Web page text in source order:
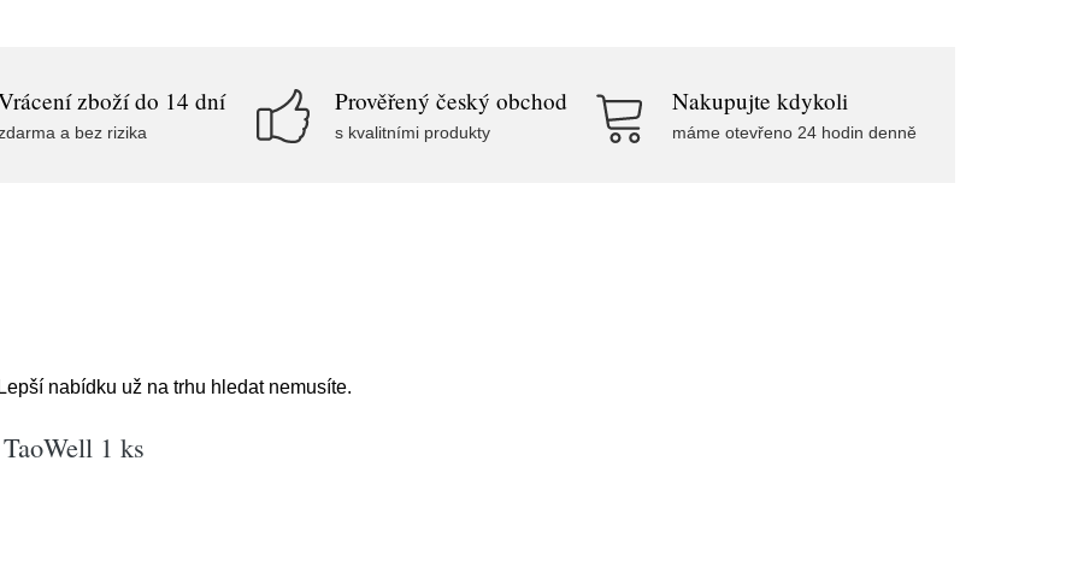
zboží do 14 dní
a bez rizika
Prověřený český obchod
s kvalitními produkty
Nakupujte kdykoli
máme otevřeno 24 hodin denně
nabídku už na trhu hledat nemusíte.
1 ks